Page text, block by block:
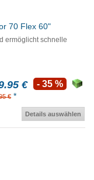
70 Flex 60"
ermöglicht schnelle
€
€ *
- 35 %
Details auswählen